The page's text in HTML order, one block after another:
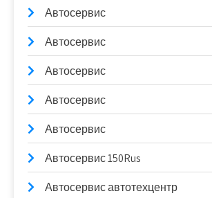
Автосервис
Автосервис
Автосервис
Автосервис
Автосервис
Автосервис 150Rus
Автосервис автотехцентр